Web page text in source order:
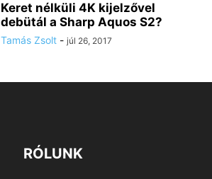
Keret nélküli 4K kijelzővel
debütál a Sharp Aquos S2?
Tamás Zsolt - júl 26, 2017
RÓLUNK